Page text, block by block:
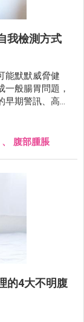
我檢測方式
能默默威脅健
般腸胃問題，
期警訊、高風
。
、 腹部腫脹
的4大不明腹